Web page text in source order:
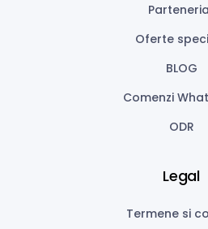
Oferte
BLOG
Comenzi
ODR
Legal
Termene si